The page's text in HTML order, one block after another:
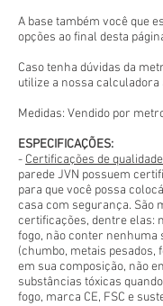
A base também você que
opções ao final desta
Caso tenha dúvidas da
utilize a nossa calculadora
Medidas: Vendido por
ESPECIFICAÇÕES:
- Certificações de qualidade
parede JVN possuem
para que você possa
casa com segurança. São
certificações, dentre elas:
fogo, não conter nenhuma
(chumbo, metais pesados,
em sua composição, não
substâncias tóxicas
fogo, marca CE, FSC e